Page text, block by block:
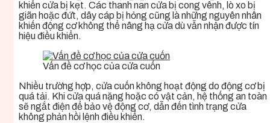
khiến cửa bị kẹt. Các thanh nan cửa bị cong vênh, lò xo bị
giãn hoặc đứt, dây cáp bị hỏng cũng là những nguyên nhân
khiến động cơ không thể nâng hạ cửa dù vẫn nhận được tín
hiệu điều khiển.
Vấn đề cơ học của cửa cuốn
Nhiều trường hợp, cửa cuốn không hoạt động do động cơ bị
quá tải. Khi cửa quá nặng hoặc có vật cản, hệ thống an toàn
sẽ ngắt điện để bảo vệ động cơ, dẫn đến tình trạng cửa
không phản hồi lệnh điều khiển.